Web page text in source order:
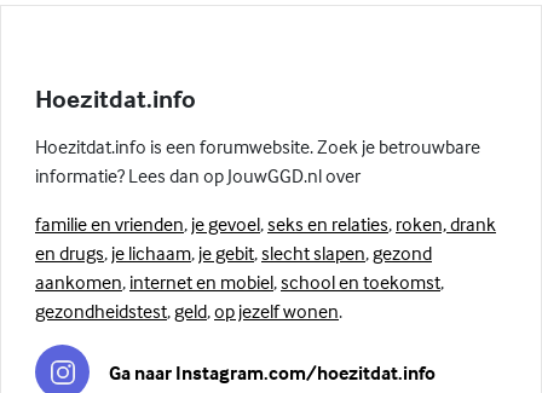
Hoezitdat.info
Hoezitdat.info is een forumwebsite. Zoek je betrouwbare
informatie? Lees dan op JouwGGD.nl over
familie en vrienden, je gevoel,seks en relaties, roken, drank
en drugs, je lichaam, je gebit,slecht slapen,gezond
aankomen, internet en mobiel,school en toekomst,
gezondheidstest,geld,op jezelf wonen.
Ga naar Instagram.com/hoezitdat.info